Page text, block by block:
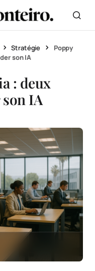
Stratégie
Poppy
son IA
: deux
IA